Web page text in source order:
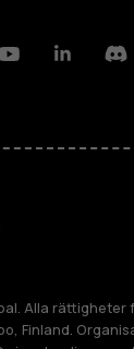
YoutubeLinkedin
Alla rättigheter
Finland.